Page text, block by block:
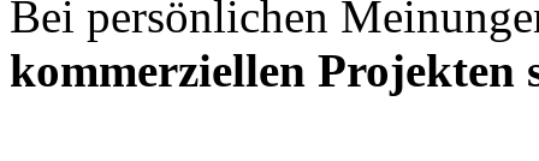
Bei persönlichen
kommerziellen Projekten